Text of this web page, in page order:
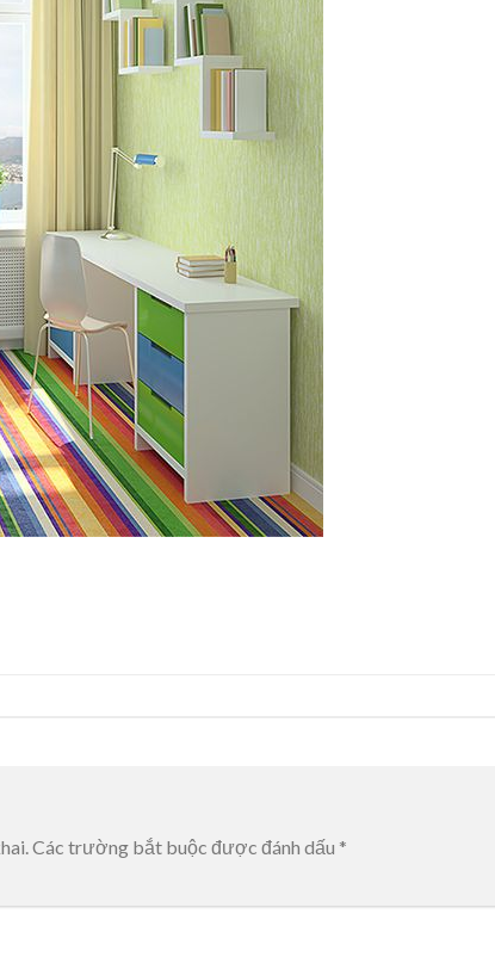
Các trường bắt buộc được đánh dấu *